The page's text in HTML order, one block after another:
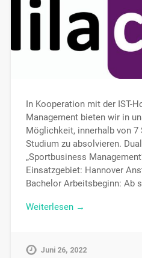
In Kooperation mit der IST-
Management bieten wir in
Möglichkeit, innerhalb von 7
Studium zu absolvieren.
„Sportbusiness
Einsatzgebiet: Hannover
Bachelor Arbeitsbeginn: Ab
Weiterlesen →
Juni 26, 2022